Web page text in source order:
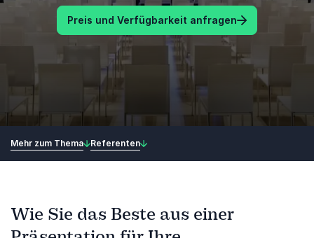
Preis und Verfügbarkeit anfragen
Mehr zum Thema Referenten
Wie Sie das Beste aus einer